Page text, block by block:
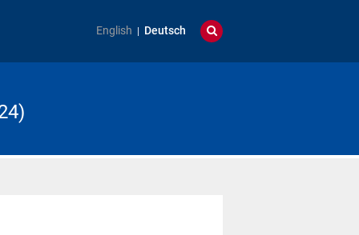
English Deutsch